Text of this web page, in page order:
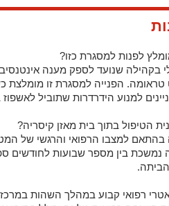
לפנות למסגרת כזו?
בקהילה שנועד לספק מענה
טראומה. הפנייה למסגרת זו מומלצת
למנוע הידרדרות שתוביל לאשפוז
הטיפול בתוך בית מאזן קיסריה?
למצבו הרפואי והרגשי של
נמשכת בין מספר שבועות לחודשים
רפואי קבוע במהלך השהות